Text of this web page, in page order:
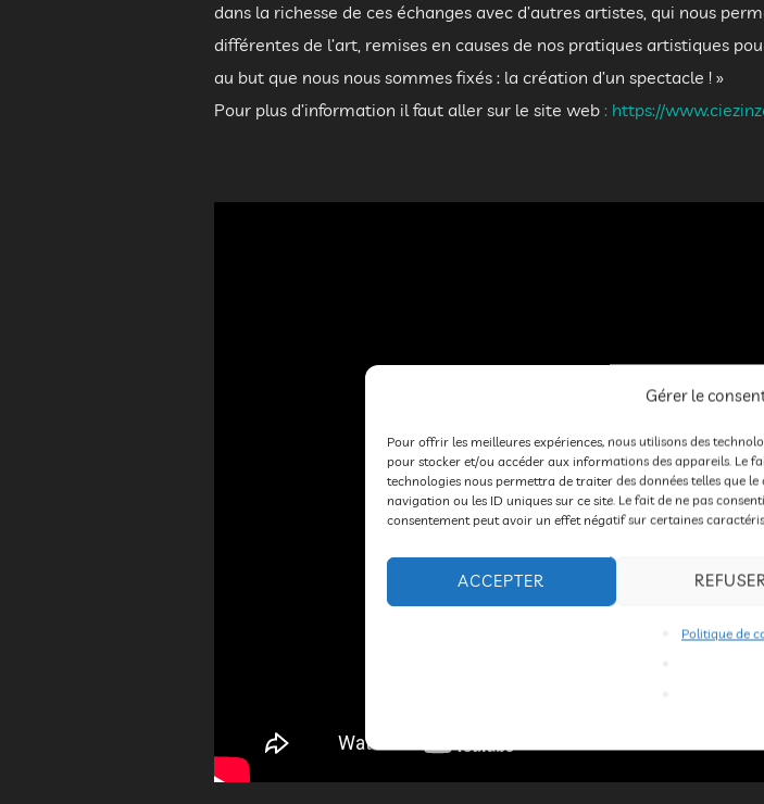
Gérer le
Pour offrir les meilleures expériences, nous utilisons des
pour stocker et/ou accéder aux informations des appareils. Le
technologies nous permettra de traiter des données telles que
navigation ou les ID uniques sur ce site. Le fait de ne pas
consentement peut avoir un effet négatif sur certaines
ACCEPTER
Politique de
dans la richesse de ces échanges avec d’autres artistes, qui nous
différentes de l’art, remises en causes de nos pratiques artistiques
au but que nous nous sommes fixés : la création d’un spectacle ! »
Pour plus d’information il faut aller sur le site web : https://